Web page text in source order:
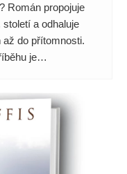
Román propojuje
a odhaluje
do přítomnosti.
je…